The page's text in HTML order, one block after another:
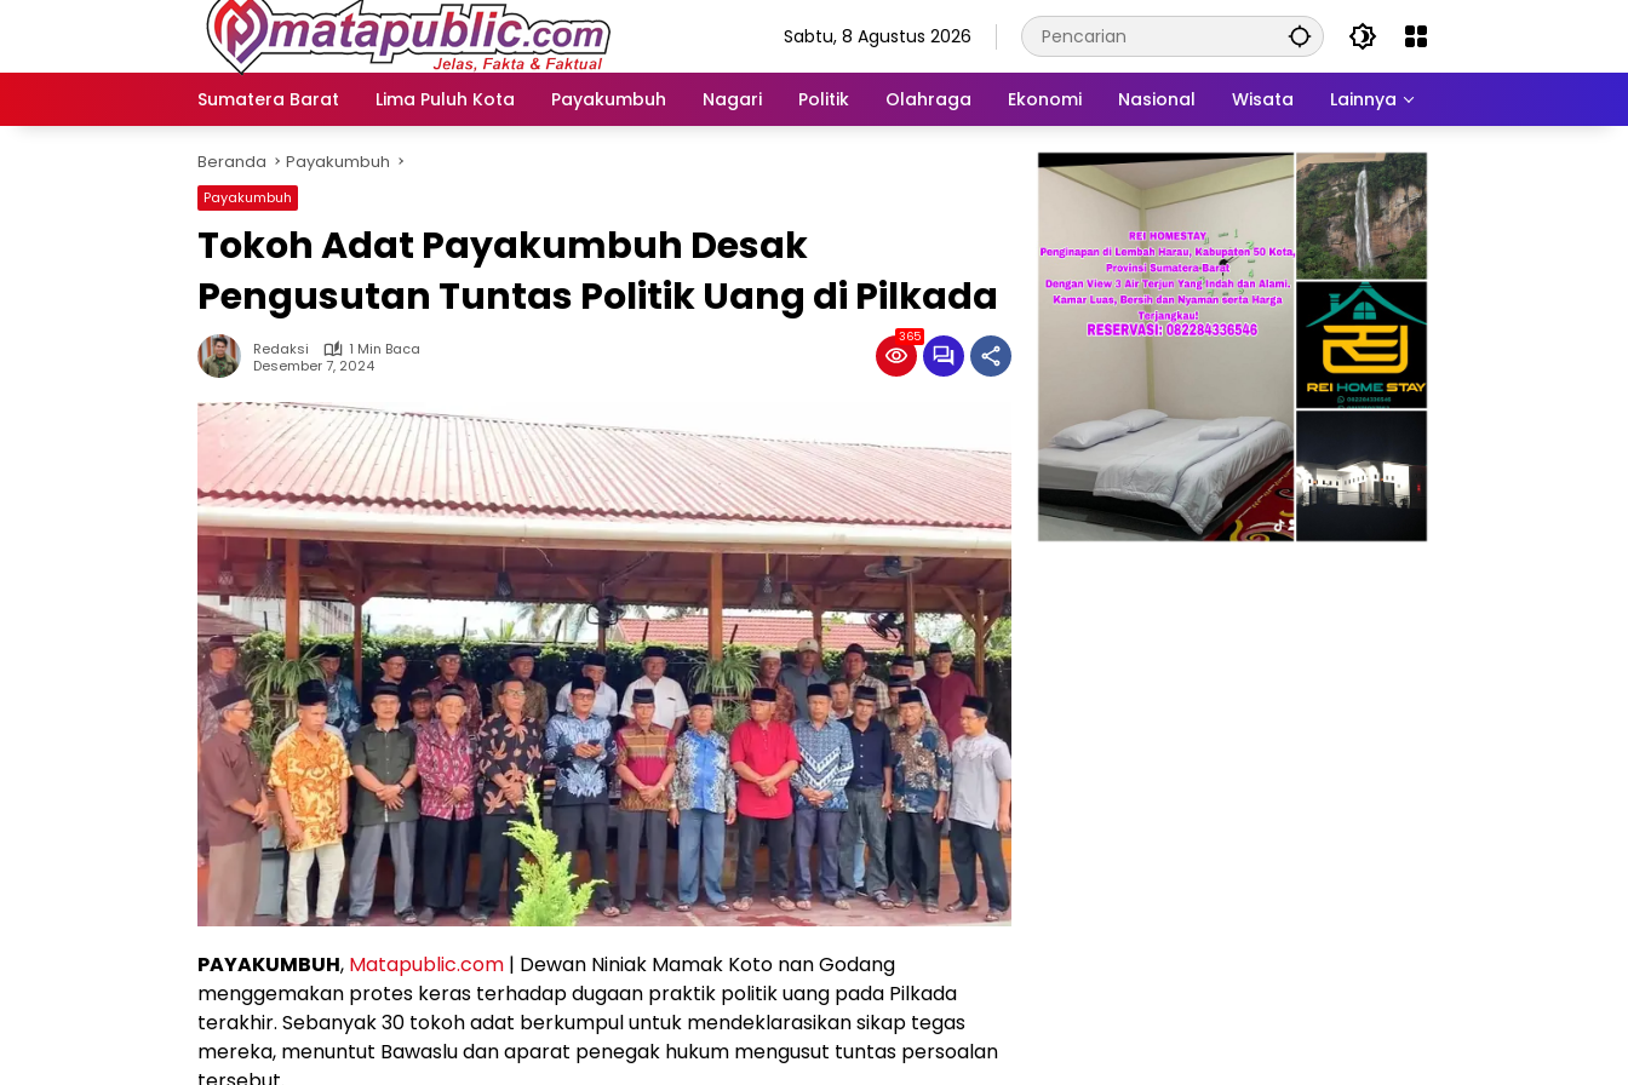
Sabtu, 8 Agustus 2026
Sumatera Barat Lima Puluh Kota Payakumbuh Nagari Politik Olahraga Ekonomi Nasional Wisata Lainnya
Beranda Payakumbuh
Payakumbuh
Tokoh Adat Payakumbuh Desak
Pengusutan Tuntas Politik Uang di Pilkada
Redaksi
1 Min Baca
Desember 7, 2024
365
PAYAKUMBUH, Matapublic.com | Dewan Niniak Mamak Koto nan Godang
menggemakan protes keras terhadap dugaan praktik politik uang pada Pilkada
terakhir. Sebanyak 30 tokoh adat berkumpul untuk mendeklarasikan sikap tegas
mereka, menuntut Bawaslu dan aparat penegak hukum mengusut tuntas persoalan